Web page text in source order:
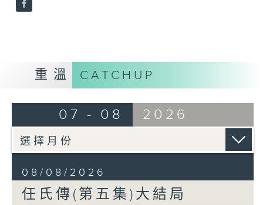
重溫 CATCHUP
07 - 08 2026
08/08/2026
任氏傳(第五集)大結局